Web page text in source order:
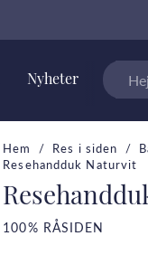
Nyheter
Hem Res i siden
Resehandduk Naturvit
100% RÅSIDEN